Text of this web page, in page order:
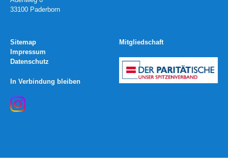
33100 Paderborn
Sitemap
Impressum
Datenschutz
In Verbindung bleiben
Mitgliedschaft